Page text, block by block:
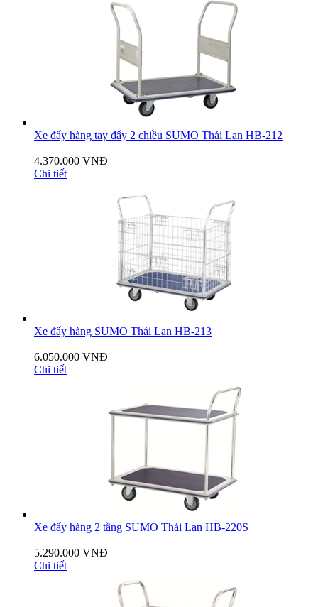
Xe đẩy hàng tay đẩy 2 chiều SUMO Thái Lan HB-212
4.370.000 VNĐ
Chi tiết
Xe đẩy hàng SUMO Thái Lan HB-213
6.050.000 VNĐ
Chi tiết
Xe đẩy hàng 2 tầng SUMO Thái Lan HB-220S
5.290.000 VNĐ
Chi tiết